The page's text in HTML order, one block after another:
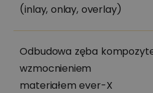
(inlay, onlay, overlay)
Odbudowa zęba
wzmocnieniem
materiałem ever-X